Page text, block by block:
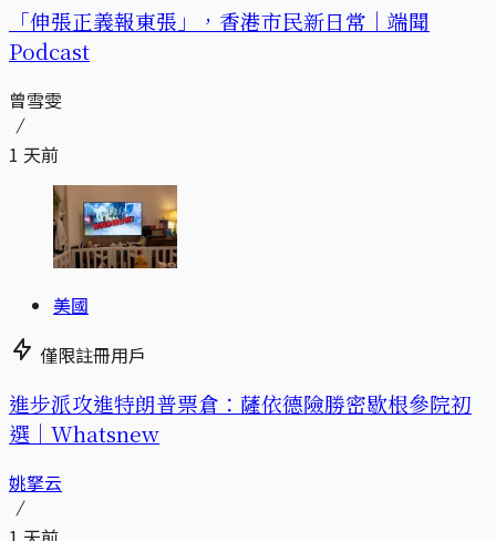
「伸張正義報東張」，香港市民新日常｜端聞
Podcast
曾雪雯
1 天前
美國
僅限註冊用戶
進步派攻進特朗普票倉：薩依德險勝密歇根參院初
選｜Whatsnew
姚拏云